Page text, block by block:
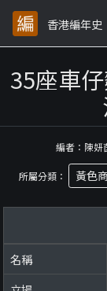
香港編年史
35座車
編者：陳妍
所屬分類： 黃色
名稱